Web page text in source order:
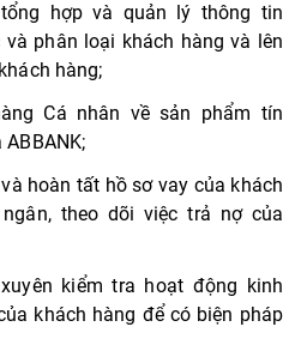
hợp và quản lý thông tin
và phân loại khách hàng và lên
hàng;
Cá nhân về sản phẩm tín
hoàn tất hồ sơ vay của khách
theo dõi việc trả nợ của
kiểm tra hoạt động kinh
khách hàng để có biện pháp